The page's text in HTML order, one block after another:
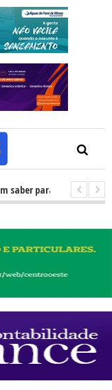
para não ter